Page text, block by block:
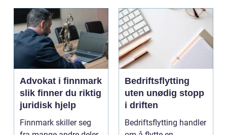
Advokat i finnmark
slik finner du riktig
juridisk hjelp
Finnmark skiller seg
Bedriftsflytting
uten unødig stopp
i driften
Bedriftsflytting handler